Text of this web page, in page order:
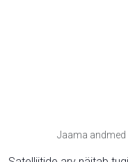
Jaama andmed